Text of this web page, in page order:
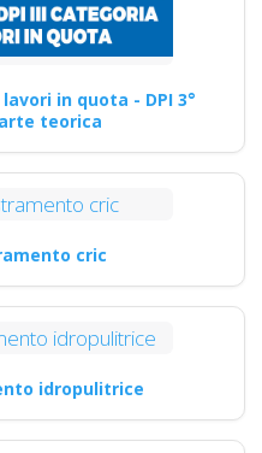
in quota - DPI 3°
teorica
cric
idropulitrice